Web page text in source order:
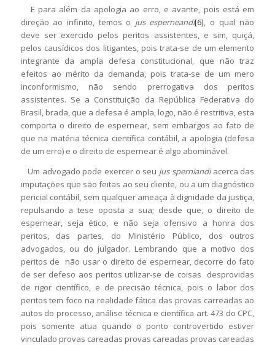
E para além da apologia ao erro, e avante, pois está em
direção ao infinito, temos o jus esperneandi[6], o qual não
deve ser exercido pelos peritos assistentes, e sim, quiçá,
pelos causídicos dos litigantes, pois trata-se de um elemento
integrante da ampla defesa constitucional, que não traz
efeitos ao mérito da demanda, pois trata-se de um mero
inconformismo, não sendo prerrogativa dos peritos
assistentes. Se a Constituição da República Federativa do
Brasil, brada, que a defesa é ampla, logo, não é restritiva, esta
comporta o direito de espernear, sem embargos ao fato de
que na matéria técnica científica contábil, a apologia (defesa
de um erro) e o direito de espernear é algo abominável.
Um advogado pode exercer o seu jus sperniandiacerca das
imputações que são feitas ao seu cliente, ou a um diagnóstico
pericial contábil, sem qualquer ameaça à dignidade da justiça,
repulsando a tese oposta a sua; desde que, o direito de
espernear, seja ético, e não seja ofensivo a honra dos
peritos, das partes, do Ministério Público, dos outros
advogados, ou do julgador. Lembrando que a motivo dos
peritos de não usar o direito de espernear, decorre do fato
de ser defeso aos peritos utilizar-se de coisas desprovidas
de rigor científico, e de precisão técnica, pois o labor dos
peritos tem foco na realidade fática das provas carreadas ao
autos do processo, análise técnica e científica art. 473 do CPC,
pois somente atua quando o ponto controvertido estiver
vinculado provas careadas provas careadas provas careadas